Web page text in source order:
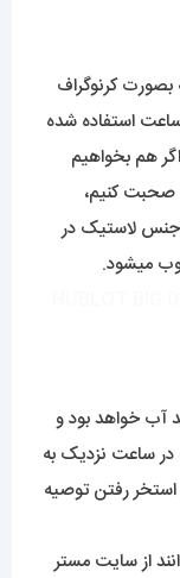
کرنوگراف
استفاده شده
هم بخواهیم
صحبت کنیم،
جنس لاستیک در
میشود.
خواهد بود و
ساعت نزدیک به
رفتن توصیه
از سایت مستر